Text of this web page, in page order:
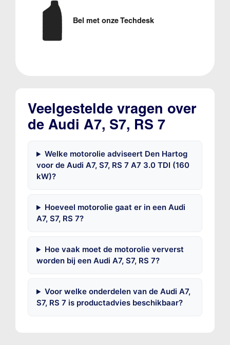
Bel met onze Techdesk
Veelgestelde vragen over
de Audi A7, S7, RS 7
Welke motorolie adviseert Den Hartog
voor de Audi A7, S7, RS 7 A7 3.0 TDI (160
kW)?
Hoeveel motorolie gaat er in een Audi
A7, S7, RS 7?
Hoe vaak moet de motorolie ververst
worden bij een Audi A7, S7, RS 7?
Voor welke onderdelen van de Audi A7,
S7, RS 7 is productadvies beschikbaar?